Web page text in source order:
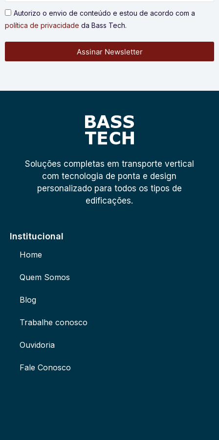
Autorizo o envio de conteúdo e estou de acordo com a
política de privacidade da Bass Tech.
Assinar Newsletter
Soluções completas em transporte vertical
com tecnologia de ponta e design
personalizado para todos os tipos de
edificações.
Institucional
Home
Quem Somos
Blog
Trabalhe conosco
Ouvidoria
Fale Conosco